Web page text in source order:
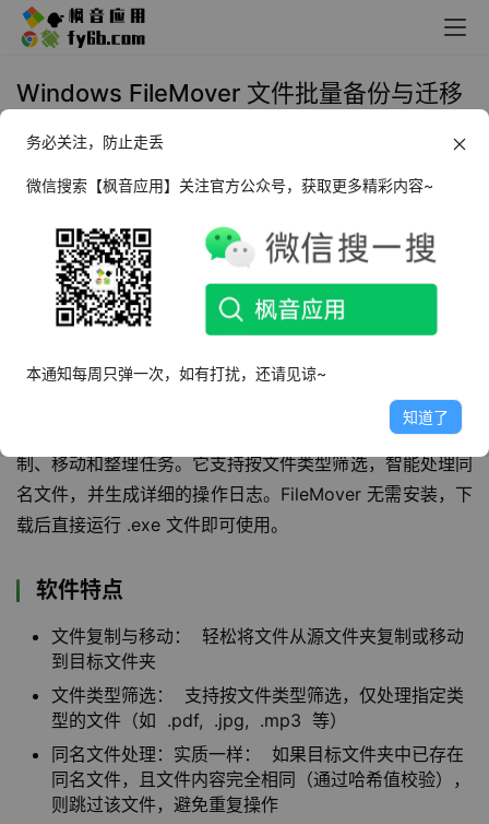
Windows FileMover 文件批量备份与迁移
2025年1月2日 11:43 实用工具
软件介绍
FileMover在日常使用电脑的过程中，我们经常会遇到需要
批量迁移或备份特定类型文件的情况，例如将微信里保存的
大量 PDF 文件转移到电脑的特定文件夹中进行归档，避免
不必要的文件丢失。FileMover 是一款简单易用的文件操作
工具，52pj qlu50of5 可以帮助您高效地完成这类文件复
制、移动和整理任务。它支持按文件类型筛选，智能处理同
名文件，并生成详细的操作日志。FileMover 无需安装，下
载后直接运行 .exe 文件即可使用。
软件特点
文件复制与移动： 轻松将文件从源文件夹复制或移动
到目标文件夹
文件类型筛选： 支持按文件类型筛选，仅处理指定类
型的文件（如 .pdf, .jpg, .mp3 等）
同名文件处理：实质一样： 如果目标文件夹中已存在
同名文件，且文件内容完全相同（通过哈希值校验），
则跳过该文件，避免重复操作
务必关注，防止走丢
微信搜索【枫音应用】关注官方公众号，获取更多精彩内容~
本通知每周只弹一次，如有打扰，还请见谅~
知道了